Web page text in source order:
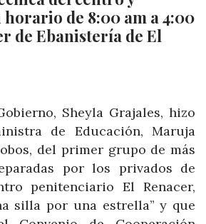
de 8:00 am a 4:00
de Ebanistería de El
Sheyla Grajales, hizo
de Educación, Maruja
del primer grupo de más
por los privados de
penitenciario El Renacer,
silla por una estrella” y que